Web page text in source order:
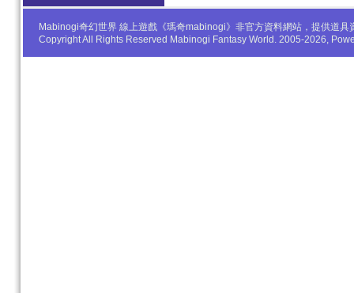
Mabinogi奇幻世界 線上遊戲《瑪奇mabinogi》非官方資料網站，提供道
Copyright All Rights Reserved Mabinogi Fantasy World. 2005-2026,